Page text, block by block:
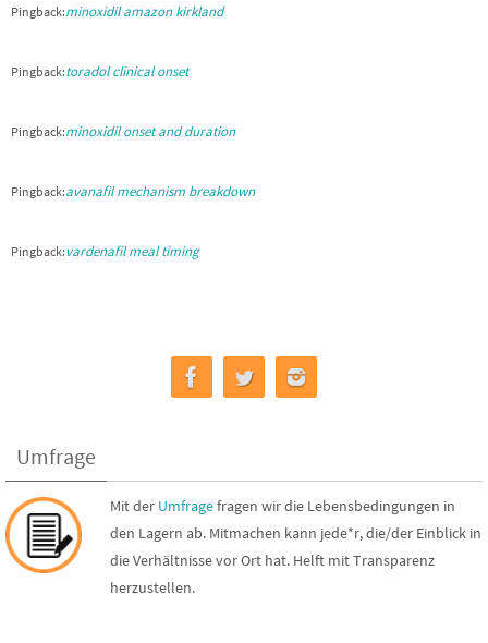
Pingback:minoxidil amazon kirkland
Pingback:toradol clinical onset
Pingback:minoxidil onset and duration
Pingback:avanafil mechanism breakdown
Pingback:vardenafil meal timing
Umfrage
Mit der Umfragefragen wir die Lebensbedingungen in
den Lagern ab. Mitmachen kann jede*r, die/der Einblick in
die Verhältnisse vor Ort hat. Helft mit Transparenz
herzustellen.